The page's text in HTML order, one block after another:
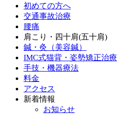
初めての方へ
交通事故治療
腰痛
肩こり・四十肩(五十肩)
鍼・灸（美容鍼）
IMC式猫背・姿勢矯正治療
手技・機器療法
料金
アクセス
新着情報
お知らせ